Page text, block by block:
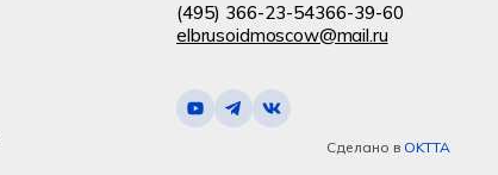
(495) 366-23-54366-39-60
elbrusoidmoscow@mail.ru
Сделано в OKTTA